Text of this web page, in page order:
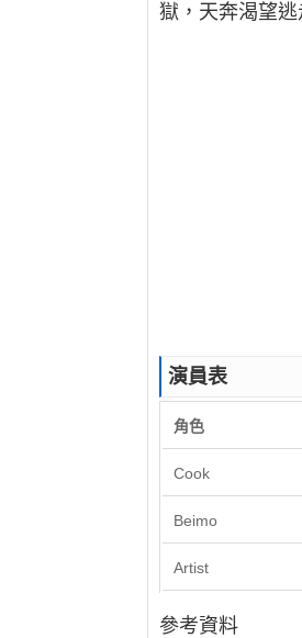
獄，天奔渴望逃
演員表
角色
Cook
Beimo
Artist
參考資料